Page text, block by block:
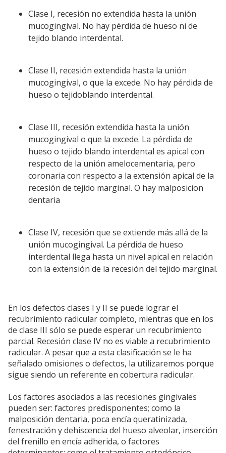
Clase I, recesión no extendida hasta la unión
mucogingival. No hay pérdida de hueso ni de
tejido blando interdental.
Clase II, recesión extendida hasta la unión
mucogingival, o que la excede. No hay pérdida de
hueso o tejidoblando interdental.
Clase III, recesión extendida hasta la unión
mucogingival o que la excede. La pérdida de
hueso o tejido blando interdental es apical con
respecto de la unión amelocementaria, pero
coronaria con respecto a la extensión apical de la
recesión de tejido marginal. O hay malposicion
dentaria
Clase IV, recesión que se extiende más allá de la
unión mucogingival. La pérdida de hueso
interdental llega hasta un nivel apical en relación
con la extensión de la recesión del tejido marginal.
En los defectos clases I y II se puede lograr el
recubrimiento radicular completo, mientras que en los
de clase III sólo se puede esperar un recubrimiento
parcial. Recesión clase IV no es viable a recubrimiento
radicular. A pesar que a esta clasificación se le ha
señalado omisiones o defectos, la utilizaremos porque
sigue siendo un referente en cobertura radicular.
Los factores asociados a las recesiones gingivales
pueden ser: factores predisponentes; como la
malposición dentaria, poca encía queratinizada,
fenestración y dehiscencia del hueso alveolar, inserción
del frenillo en encía adherida, o factores